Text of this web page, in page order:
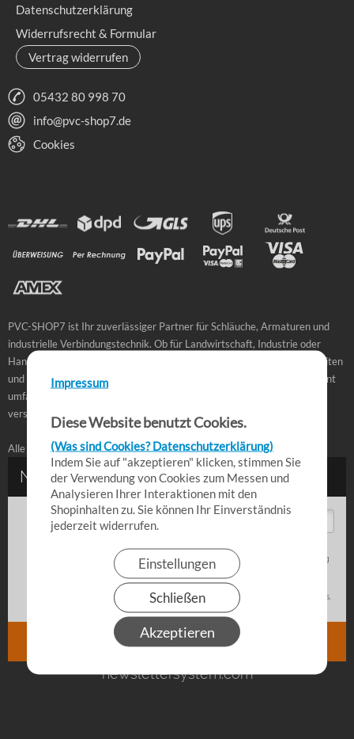
Impressum
Diese Website benutzt Cookies.
(Was sind Cookies? Datenschutzerklärung)
Indem Sie auf "akzeptieren" klicken, stimmen Sie
der Verwendung von Cookies zum Messen und
Analysieren Ihrer Interaktionen mit den
Shopinhalten zu. Sie können Ihr Einverständnis
jederzeit widerrufen.
Einstellungen
Schließen
Akzeptieren
Datenschutzerklärung
Widerrufsrecht & Formular
Vertrag widerrufen
05432 80 998 70
info@pvc-shop7.de
Cookies
PVC-SHOP7 ist Ihr zuverlässiger Partner für Schläuche, Armaturen und
industrielle Verbindungstechnik. Ob für Landwirtschaft, Industrie oder
Handwerk – bei uns finden Sie hochwertige Produkte, schnelle Lieferzeiten
und praxisbewährte Lösungen für den täglichen Einsatz. Unser Sortiment
umfasst PVC-Schläuche, Kupplungen, Fittings und Zubehör in
verschiedenen Ausführungen für professionelle Anwendungen.
Alle Angebote richten sich an Gewerbetreibende.